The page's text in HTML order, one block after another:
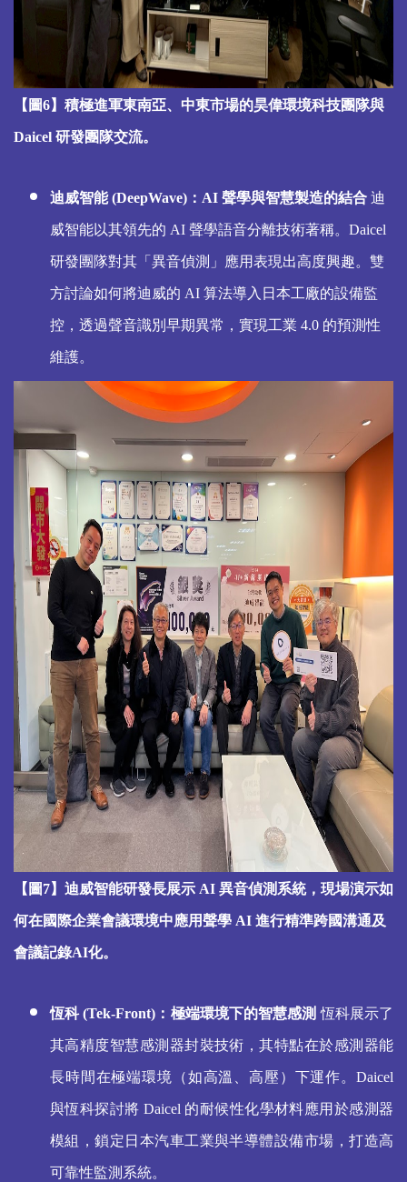
【圖6】積極進軍東南亞、中東市場的昊偉環境科技團隊與
Daicel 研發團隊交流。
迪威智能 (DeepWave)：AI 聲學與智慧製造的結合 迪
威智能以其領先的 AI 聲學語音分離技術著稱。Daicel
研發團隊對其「異音偵測」應用表現出高度興趣。雙
方討論如何將迪威的 AI 算法導入日本工廠的設備監
控，透過聲音識別早期異常，實現工業 4.0 的預測性
維護。
【圖7】迪威智能研發長展示 AI 異音偵測系統，現場演示如
何在國際企業會議環境中應用聲學 AI 進行精準跨國溝通及
會議記錄AI化。
恆科 (Tek-Front)：極端環境下的智慧感測 恆科展示了
其高精度智慧感測器封裝技術，其特點在於感測器能
長時間在極端環境（如高溫、高壓）下運作。Daicel
與恆科探討將 Daicel 的耐候性化學材料應用於感測器
模組，鎖定日本汽車工業與半導體設備市場，打造高
可靠性監測系統。